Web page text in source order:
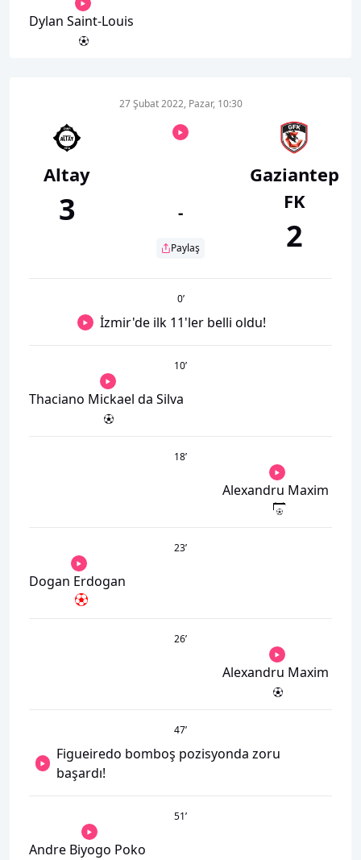
Dylan Saint-Louis
Altay
3
27 Şubat 2022, Pazar, 10:30
-
Paylaş
Gaziantep
FK
2
0’
İzmir'de ilk 11'ler belli oldu!
10’
Thaciano Mickael da Silva
18’
Alexandru Maxim
23’
Dogan Erdogan
26’
Alexandru Maxim
47’
Figueiredo bomboş pozisyonda zoru
başardı!
51’
Andre Biyogo Poko